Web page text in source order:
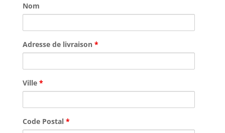
Nom
Adresse de livraison *
Ville *
Code Postal *